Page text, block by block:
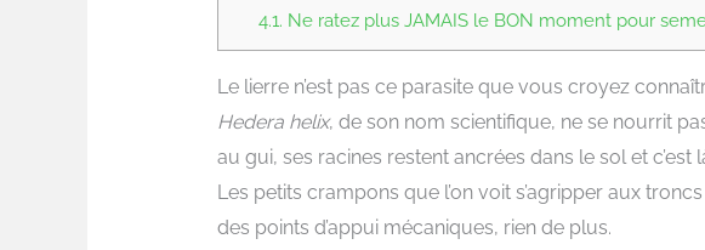
4.1. Ne ratez plus JAMAIS le BON moment pour
Le lierre n’est pas ce parasite que vous croyez
Hedera helix, de son nom scientifique, ne se nourrit
au gui, ses racines restent ancrées dans le sol et c’est
Les petits crampons que l’on voit s’agripper aux
des points d’appui mécaniques, rien de plus.